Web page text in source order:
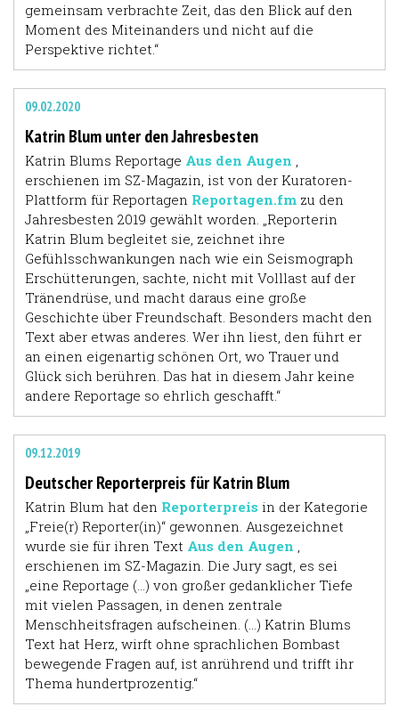
gemeinsam verbrachte Zeit, das den Blick auf den
Moment des Miteinanders und nicht auf die
Perspektive richtet.“
09.02.2020
Katrin Blum unter den Jahresbesten
Katrin Blums Reportage Aus den Augen ,
erschienen im SZ-Magazin, ist von der Kuratoren-
Plattform für Reportagen Reportagen.fm zu den
Jahresbesten 2019 gewählt worden. „Reporterin
Katrin Blum begleitet sie, zeichnet ihre
Gefühlsschwankungen nach wie ein Seismograph
Erschütterungen, sachte, nicht mit Volllast auf der
Tränendrüse, und macht daraus eine große
Geschichte über Freundschaft. Besonders macht den
Text aber etwas anderes. Wer ihn liest, den führt er
an einen eigenartig schönen Ort, wo Trauer und
Glück sich berühren. Das hat in diesem Jahr keine
andere Reportage so ehrlich geschafft.“
09.12.2019
Deutscher Reporterpreis für Katrin Blum
Katrin Blum hat den Reporterpreis in der Kategorie
„Freie(r) Reporter(in)“ gewonnen. Ausgezeichnet
wurde sie für ihren Text Aus den Augen ,
erschienen im SZ-Magazin. Die Jury sagt, es sei
„eine Reportage (…) von großer gedanklicher Tiefe
mit vielen Passagen, in denen zentrale
Menschheitsfragen aufscheinen. (…) Katrin Blums
Text hat Herz, wirft ohne sprachlichen Bombast
bewegende Fragen auf, ist anrührend und trifft ihr
Thema hundertprozentig.“